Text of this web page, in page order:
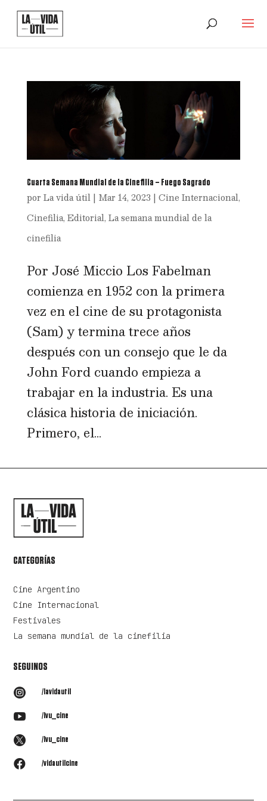
Cuarta Semana Mundial de la Cinefilia – Fuego Sagrado
por La vida útil| Mar 14, 2023 | Cine Internacional,
Cinefilia, Editorial, La semana mundial de la
cinefilia
Por José Miccio Los Fabelman
comienza en 1952 con la primera
vez en el cine de su protagonista
(Sam) y termina trece años
después con un consejo que le da
John Ford cuando empieza a
trabajar en la industria. Es una
clásica historia de iniciación.
Primero, el...
CATEGORÍAS
Cine Argentino
Cine Internacional
Festivales
La semana mundial de la cinefilia
SEGUINOS
 /lavidautil
 /lvu_cine
 /lvu_cine
 /vidautilcine